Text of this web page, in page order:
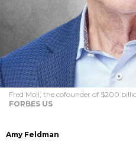
Fred Moll, the cofounder of $200
FORBES US
Amy Feldman